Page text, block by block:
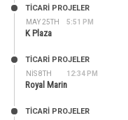
MAY 25TH 5:51 PM
TİCARİ PROJELER
K Plaza
NIS 8TH 12:34 PM
TİCARİ PROJELER
Royal Marin
TİCARİ PROJELER